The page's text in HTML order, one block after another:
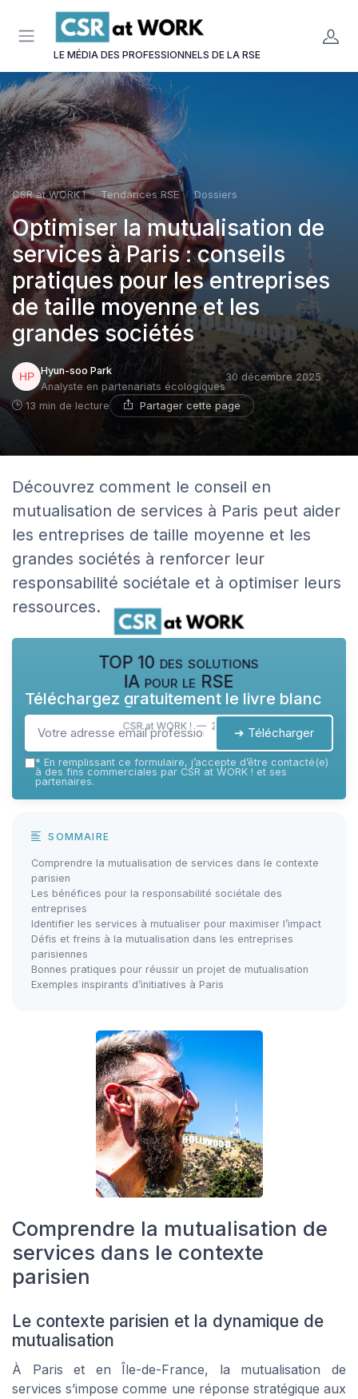
LE MÉDIA DES PROFESSIONNELS DE LA RSE
CSR at WORK ! Tendances RSE Dossiers
Optimiser la mutualisation de
services à Paris : conseils
pratiques pour les entreprises
de taille moyenne et les
grandes sociétés
Hyun-soo Park
Analyste en partenariats écologiques
30 décembre 2025
13 min de lecture Partager cette page
Découvrez comment le conseil en
mutualisation de services à Paris peut aider
les entreprises de taille moyenne et les
grandes sociétés à renforcer leur
responsabilité sociétale et à optimiser leurs
ressources.
TOP 10 des solutions
IA pour le RSE
CSR at WORK ! — 2026
Téléchargez gratuitement le livre blanc
➔ Télécharger
* En remplissant ce formulaire, j’accepte d’être contacté(e)
à des fins commerciales par CSR at WORK ! et ses
partenaires.
SOMMAIRE
Comprendre la mutualisation de services dans le contexte
parisien
Les bénéfices pour la responsabilité sociétale des
entreprises
Identifier les services à mutualiser pour maximiser l’impact
Défis et freins à la mutualisation dans les entreprises
parisiennes
Bonnes pratiques pour réussir un projet de mutualisation
Exemples inspirants d’initiatives à Paris
Comprendre la mutualisation de
services dans le contexte
parisien
Le contexte parisien et la dynamique de
mutualisation
À Paris et en Île-de-France, la mutualisation de
services s’impose comme une réponse stratégique aux
Panneau de gestion des cookies